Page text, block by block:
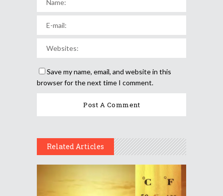
Save my name, email, and website in this
browser for the next time I comment.
Related Articles